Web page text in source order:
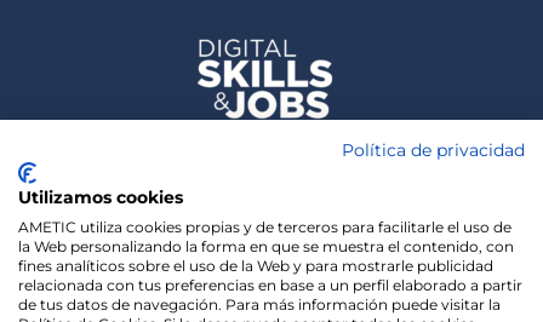
Política de privacidad
Utilizamos cookies
AMETIC utiliza cookies propias y de terceros para facilitarle el uso de
la Web personalizando la forma en que se muestra el contenido, con
fines analíticos sobre el uso de la Web y para mostrarle publicidad
relacionada con tus preferencias en base a un perfil elaborado a partir
de tus datos de navegación. Para más información puede visitar la